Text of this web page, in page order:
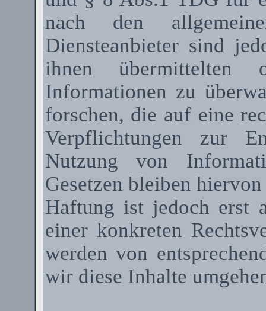
nach den
Diensteanbietersind
ihnen übermittelten
Informationen zu
forschen, die auf eine
Verpflichtungen zur
Nutzung von
Gesetzen bleiben
Haftung ist jedoch erst
einer konkreten
werden von
wir diese Inhalte